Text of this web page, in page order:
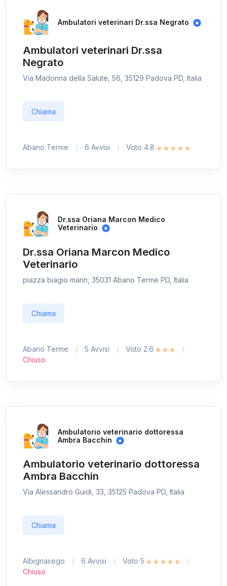
Ambulatori veterinari Dr.ssa Negrato
Ambulatori veterinari Dr.ssa
Negrato
Via Madonna della Salute, 56, 35129 Padova PD, Italia
Chiama
Abano Terme 6 Avvisi Voto 4.8
Dr.ssa Oriana Marcon Medico
Veterinario
Dr.ssa Oriana Marcon Medico
Veterinario
piazza biagio marin, 35031 Abano Terme PD, Italia
Chiama
Abano Terme 5 Avvisi
Voto 2.6
Chiuso
Ambulatorio veterinario dottoressa
Ambra Bacchin
Ambulatorio veterinario dottoressa
Ambra Bacchin
Via Alessandro Guidi, 33, 35125 Padova PD, Italia
Chiama
Albignasego 6 Avvisi
Voto 5
Chiuso